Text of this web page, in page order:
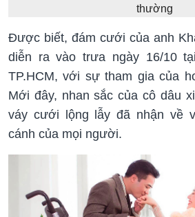
thường
Được biết, đám cưới của anh
diễn ra vào trưa ngày 16/10
TP.HCM, với sự tham gia của
Mới đây, nhan sắc của cô dâu
váy cưới lộng lẫy đã nhận về
cánh của mọi người.